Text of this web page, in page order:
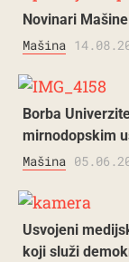
Novinari
Mašina
Borba
mirnodopskim
Mašina
Usvojeni
koji služi